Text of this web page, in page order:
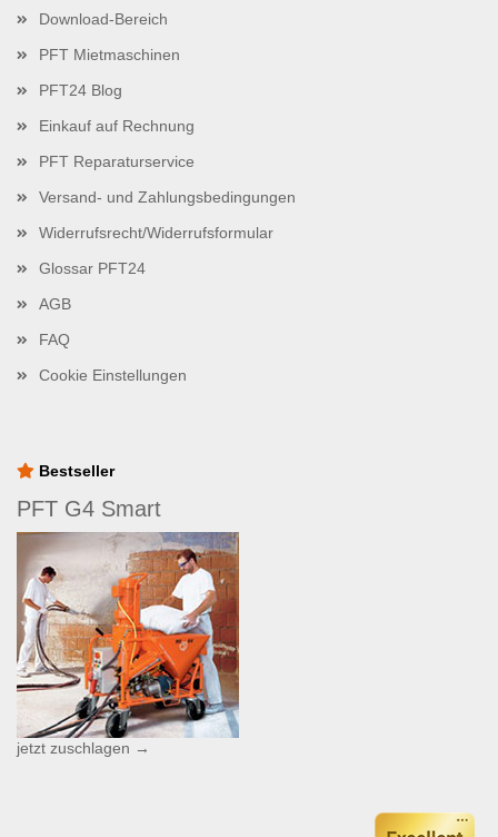
Download-Bereich
PFT Mietmaschinen
PFT24 Blog
Einkauf auf Rechnung
PFT Reparaturservice
Versand- und Zahlungsbedingungen
Widerrufsrecht/Widerrufsformular
Glossar PFT24
AGB
FAQ
Cookie Einstellungen
Bestseller
PFT G4 Smart
jetzt zuschlagen →